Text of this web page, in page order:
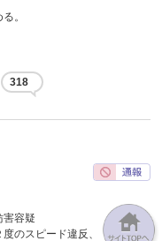
。
318
害容疑
のスピード違反、